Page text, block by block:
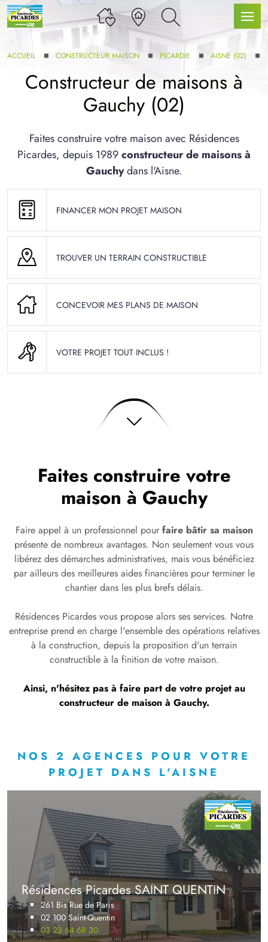
SERVICE BDL EXTENSION
ARTICLES
ACCUEIL CONSTRUCTEUR MAISON PICARDIE AISNE (02)
Constructeur de maisons à
Gauchy (02)
Faites construire votre maison avec Résidences
Picardes, depuis 1989constructeur de maisons à
Gauchydans l'Aisne.
FINANCER MON PROJET MAISON
TROUVER UN TERRAIN CONSTRUCTIBLE
CONCEVOIR MES PLANS DE MAISON
VOTRE PROJET TOUT INCLUS !
Faites construire votre
maison à Gauchy
Faire appel à un professionnel pour faire bâtir sa maison
présente de nombreux avantages. Non seulement vous vous
libérez des démarches administratives, mais vous bénéficiez
par ailleurs des meilleures aides financières pour terminer le
chantier dans les plus brefs délais.
Résidences Picardes vous propose alors ses services. Notre
entreprise prend en charge l'ensemble des opérations relatives
à la construction, depuis la proposition d'un terrain
constructible à la finition de votre maison.
Ainsi, n'hésitez pas à faire part de votre projet au
constructeur de maison à Gauchy.
NOS 2 AGENCES POUR VOTRE
PROJET DANS L'AISNE
Résidences Picardes SAINT QUENTIN
261 Bis Rue de Paris
02 100 Saint-Quentin
03 23 64 68 30